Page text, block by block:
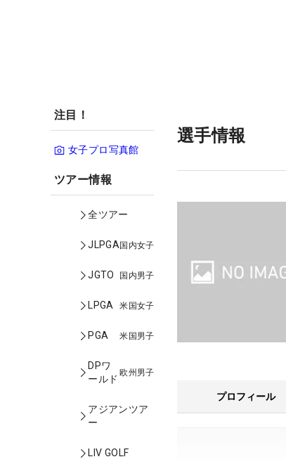
注目！
女子プロ写真館
ツアー情報
全ツアー
JLPGA国内女子
JGTO 国内男子
LPGA 米国女子
PGA 米国男子
DPワ
ールド
欧州男子
アジアンツア
ー
LIV GOLF
選手情報
プロフィール